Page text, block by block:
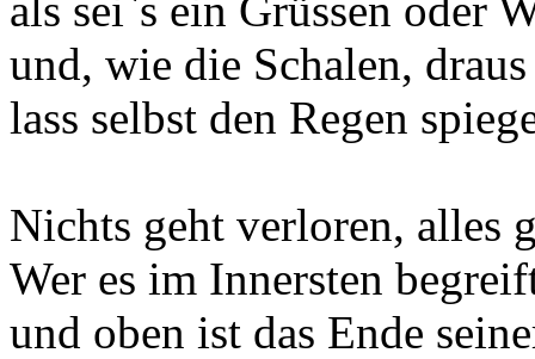
und, wie die Schalen,
lass selbst den Regen
Nichts geht verloren, alles
Wer es im Innersten
und oben ist das Ende